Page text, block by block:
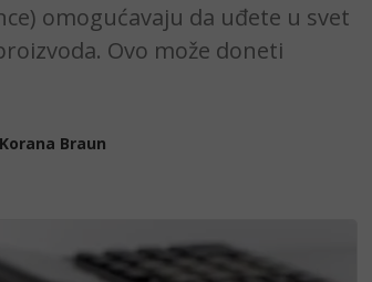
omogućavaju da uđete u svet
Ovo može doneti
Korana Braun